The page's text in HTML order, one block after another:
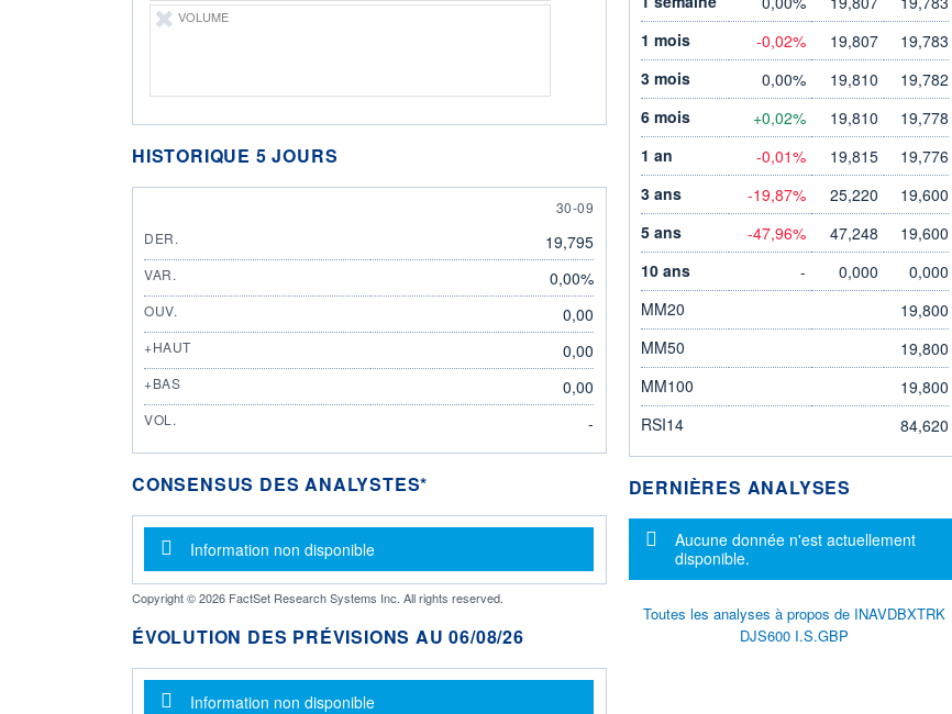
VOLUME
HISTORIQUE 5 JOURS
30 SEPTEMBER
30-09
DER.
19,795
VAR. 0,00%
OUV. 0,00
+HAUT 0,00
+BAS 0,00
VOL. -
CONSENSUS DES ANALYSTES*
Message d'information
Information non disponible
Copyright © 2026 FactSet Research Systems Inc. All rights reserved.
ÉVOLUTION DES PRÉVISIONS AU 06/08/26
Message d'information
Information non disponible
1 mois
-0,02% 19,807
19,783
3 mois
0,00% 19,810
19,782
6 mois
+0,02% 19,810
19,778
1 an
-0,01% 19,815
19,776
3 ans
-19,87% 25,220
19,600
5 ans
-47,96% 47,248
19,600
10 ans
- 0,000
0,000
MM20
19,800
MM50
19,800
MM100
19,800
RSI14
84,620
DERNIÈRES ANALYSES
Message d'information
Aucune donnée n'est actuellement
disponible.
Toutes les analyses à propos de INAVDBXTRK
DJS600 I.S.GBP